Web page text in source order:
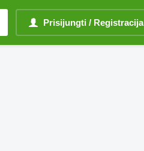
Prisijungti / Registracija